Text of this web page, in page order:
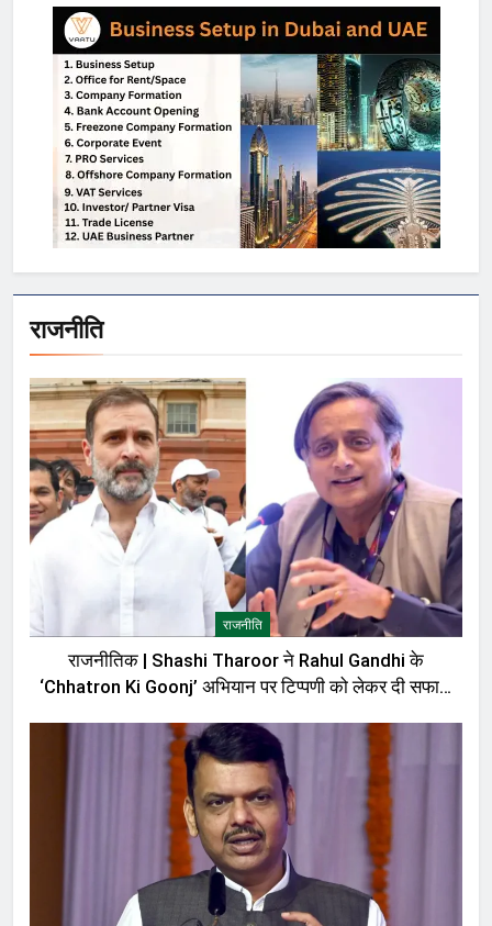
राजनीति
राजनीति
राजनीतिक | Shashi Tharoor ने Rahul Gandhi के
‘Chhatron Ki Goonj’ अभियान पर टिप्पणी को लेकर दी सफाई,